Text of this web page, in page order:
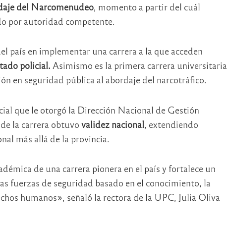
del Narcomenudeo, momento a partir del cuál
por autoridad competente.
país en implementar una carrera a la que acceden
policial. Asimismo es la primera carrera universitaria
en seguridad pública al abordaje del narcotráfico.
que le otorgó la Dirección Nacional de Gestión
la carrera obtuvo validez nacional, extendiendo
más allá de la provincia.
de una carrera pionera en el país y fortalece un
fuerzas de seguridad basado en el conocimiento, la
humanos», señaló la rectora de la UPC, Julia Oliva